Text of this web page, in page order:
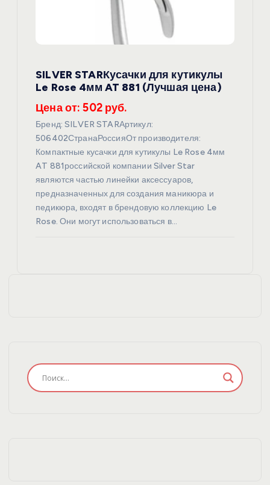
SILVER STARКусачки для кутикулы
Le Rose 4мм AT 881 (Лучшая цена)
Цена от: 502 руб.
Бренд: SILVER STARАртикул:
506402СтранаРоссияОт производителя:
Компактные кусачки для кутикулы Le Rose 4мм
AT 881российской компании Silver Star
являются частью линейки аксессуаров,
предназначенных для создания маникюра и
педикюра, входят в брендовую коллекцию Le
Rose. Они могут использоваться в…